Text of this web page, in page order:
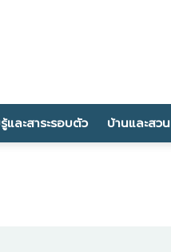
และสาระรอบตัว บ้านและสวน